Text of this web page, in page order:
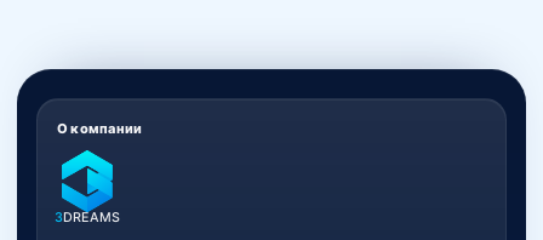
О компании
3DREAMS